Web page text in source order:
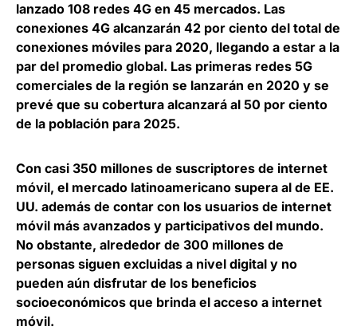
lanzado 108 redes 4G en 45 mercados. Las
conexiones 4G alcanzarán 42 por ciento del total de
conexiones móviles para 2020, llegando a estar a la
par del promedio global. Las primeras redes 5G
comerciales de la región se lanzarán en 2020 y se
prevé que su cobertura alcanzará al 50 por ciento
de la población para 2025.
Con casi 350 millones de suscriptores de internet
móvil, el mercado latinoamericano supera al de EE.
UU. además de contar con los usuarios de internet
móvil más avanzados y participativos del mundo.
No obstante, alrededor de 300 millones de
personas siguen excluidas a nivel digital y no
pueden aún disfrutar de los beneficios
socioeconómicos que brinda el acceso a internet
móvil.